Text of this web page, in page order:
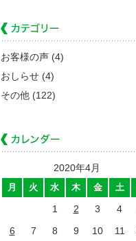
お客様の声 (4)
おしらせ (4)
その他 (122)
2020年4月
月 火 水 木 金 土
1 2 3 4
6
7 8 9 10 11